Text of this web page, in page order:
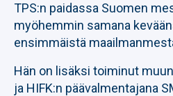
TPS:n paidassa Suomen
myöhemmin samana
ensimmäistä
Hän on lisäksi toiminut
ja HIFK:n päävalmentajana